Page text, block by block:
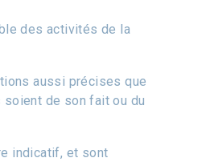
des activités de la
aussi précises que
de son fait ou du
indicatif, et sont